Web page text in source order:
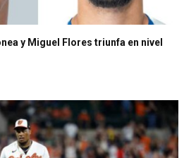
y Miguel Flores triunfa en nivel